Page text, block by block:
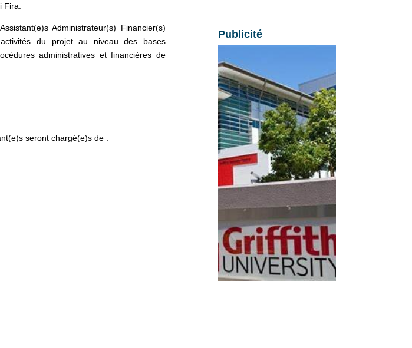
Fira.
Administrateur(s) Financier(s)
du projet au niveau des bases
administratives et financières de
seront chargé(e)s de :
Publicité